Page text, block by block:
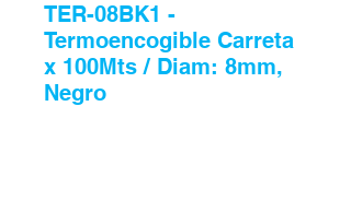
TER-08BK1 -
Termoencogible Carreta
x 100Mts / Diam: 8mm,
Negro